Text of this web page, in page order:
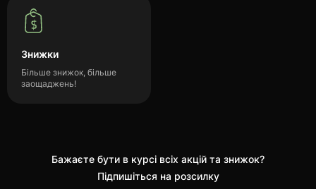
Знижки
Більше знижок, більше
заощаджень!
Бажаєте бути в курсі всіх акцій та знижок?
Підпишіться на розсилку